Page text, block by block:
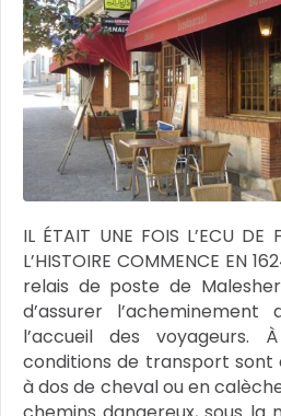
IL ÉTAIT UNE FOIS L’ECU DE
L’HISTOIRE COMMENCE EN
relais de poste de
d’assurer
l’accueil des voyageurs.
conditions de transport sont
à dos de cheval ou en